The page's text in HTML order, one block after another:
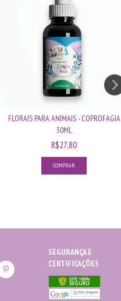
FLORAIS PARA ANIMAIS - COPROFAGIA
30ML
R$27,80
SEGURANÇA E
CERTIFICAÇÕES